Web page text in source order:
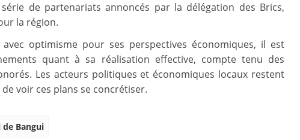
de partenariats annoncés par la délégation des Brics,
la région.
optimisme pour ses perspectives économiques, il est
quant à sa réalisation effective, compte tenu des
Les acteurs politiques et économiques locaux restent
voir ces plans se concrétiser.
Bangui